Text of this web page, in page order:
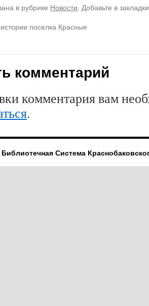
в рубрике Новости. Добавьте в
поселка Красные
комментарий
комментария вам
.
Система